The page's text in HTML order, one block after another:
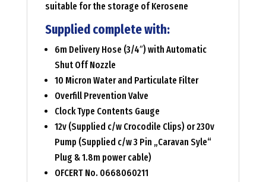
suitable for the storage of Kerosene
Supplied complete with:
6m Delivery Hose (3/4″) with Automatic
Shut Off Nozzle
10 Micron Water and Particulate Filter
Overfill Prevention Valve
Clock Type Contents Gauge
12v (Supplied c/w Crocodile Clips) or 230v
Pump (Supplied c/w 3 Pin „Caravan Syle“
Plug & 1.8m power cable)
OFCERT No. 0668060211